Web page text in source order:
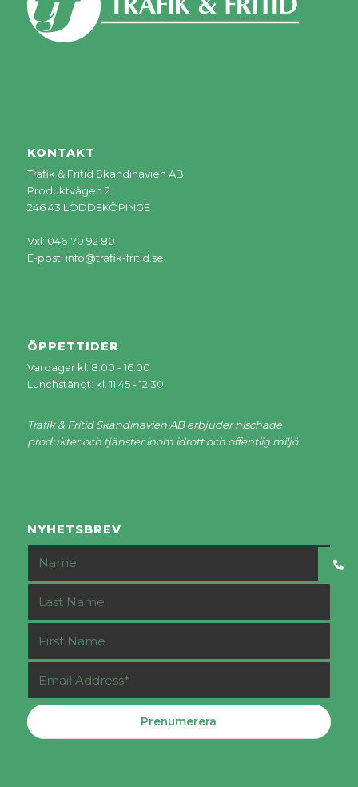
KONTAKT
Trafik & Fritid Skandinavien AB
Produktvägen 2
246 43 LÖDDEKÖPINGE
Vxl: 046-70 92 80
E-post: info@trafik-fritid.se
ÖPPETTIDER
Vardagar kl. 8.00 - 16.00
Lunchstängt: kl. 11.45 - 12.30
Trafik & Fritid Skandinavien AB erbjuder nischade
produkter och tjänster inom idrott och offentlig miljö.
NYHETSBREV